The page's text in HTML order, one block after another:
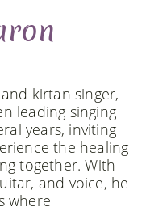
kirtan singer,
leading singing
years, inviting
the healing
together. With
and voice, he
where